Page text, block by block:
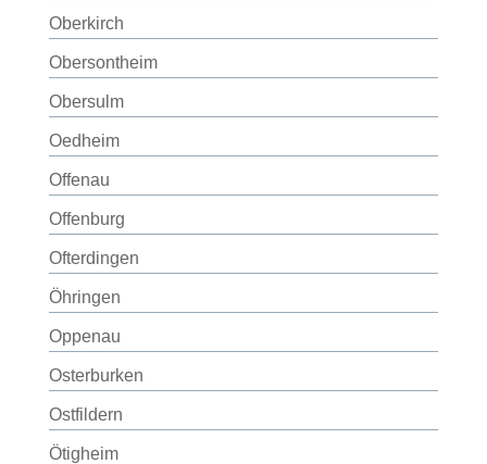
Oberkirch
Obersontheim
Obersulm
Oedheim
Offenau
Offenburg
Ofterdingen
Öhringen
Oppenau
Osterburken
Ostfildern
Ötigheim